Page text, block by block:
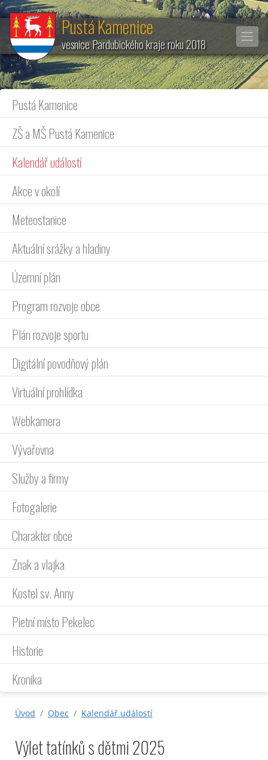
Pustá Kamenice
vesnice Pardubického kraje roku 2018
Pustá Kamenice
ZŠ a MŠ Pustá Kamenice
Kalendář událostí
Akce v okolí
Meteostanice
Aktuální srážky a hladiny
Územní plán
Program rozvoje obce
Plán rozvoje sportu
Digitální povodňový plán
Virtuální prohlídka
Webkamera
Vývařovna
Služby a firmy
Fotogalerie
Charakter obce
Znak a vlajka
Kostel sv. Anny
Pietní místo Pekelec
Historie
Kronika
Úvod Obec Kalendář událostí
Výlet tatínků s dětmi 2025